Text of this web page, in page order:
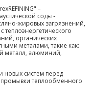
–
соды -
жировых загрязнений,
органических
металами, такие как:
металл, алюминий,
новых систем перед
промывки теплообменного